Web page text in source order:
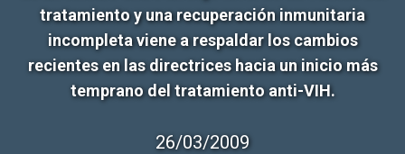
tratamiento y una recuperación inmunitaria
incompleta viene a respaldar los cambios
recientes en las directrices hacia un inicio más
temprano del tratamiento anti-VIH.
26/03/2009